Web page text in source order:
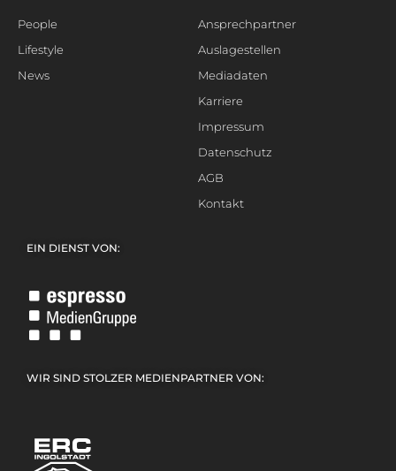
People
Lifestyle
News
Ansprechpartner
Auslagestellen
Mediadaten
Karriere
Impressum
Datenschutz
AGB
Kontakt
EIN DIENST VON:
WIR SIND STOLZER MEDIENPARTNER VON: